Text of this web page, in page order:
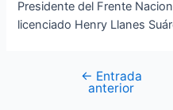
Presidente del Frente
licenciado Henry Llanes
← Entrada
anterior